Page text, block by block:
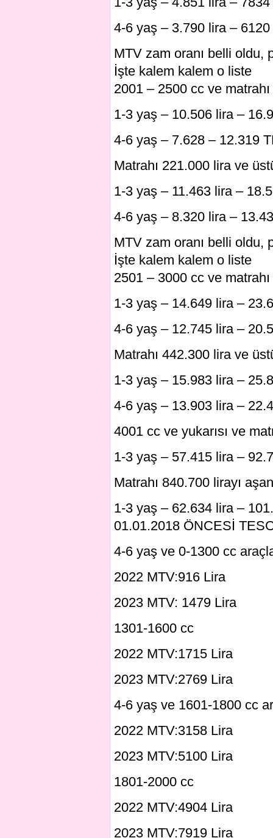
4-6 yaş – 3.790 lira – 6120
MTV zam oranı belli oldu,
İşte kalem kalem o liste
2001 – 2500 cc ve
1-3 yaş – 10.506 lira –
4-6 yaş – 7.628 – 12.319
Matrahı 221.000 lira ve
1-3 yaş – 11.463 lira –
4-6 yaş – 8.320 lira –
MTV zam oranı belli oldu,
İşte kalem kalem o liste
2501 – 3000 cc ve
1-3 yaş – 14.649 lira –
4-6 yaş – 12.745 lira –
Matrahı 442.300 lira ve
1-3 yaş – 15.983 lira –
4-6 yaş – 13.903 lira –
4001 cc ve yukarısı ve
1-3 yaş – 57.415 lira –
Matrahı 840.700 lirayı
1-3 yaş – 62.634 lira –
01.01.2018 ÖNCESİ
4-6 yaş ve 0-1300 cc
2022 MTV:916 Lira
2023 MTV: 1479 Lira
1301-1600 cc
2022 MTV:1715 Lira
2023 MTV:2769 Lira
4-6 yaş ve 1601-1800 cc
2022 MTV:3158 Lira
2023 MTV:5100 Lira
1801-2000 cc
2022 MTV:4904 Lira
2023 MTV:7919 Lira